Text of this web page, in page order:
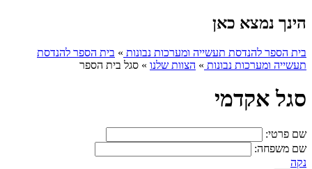
הינך נמצא כאן
בית הספר להנדסת תעשייה ומערכות נבונות » בית הספר להנדסת
תעשייה ומערכות נבונות » הצוות שלנו » סגל בית הספר
סגל אקדמי
שם פרטי:
שם משפחה:
נקה